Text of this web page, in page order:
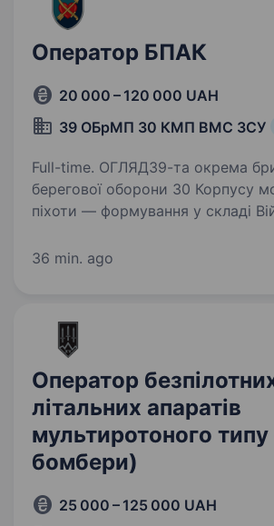
Оператор БПАК
20 000 – 120 000 UAH
39 ОБрМП 30 КМП ВМС ЗСУ
Full-time. ОГЛЯД39-та окрема бригада
берегової оборони 30 Корпусу
піхоти — формування у складі
Одеса (раніше — 126-та окрема
36 min. ago
Оператор
літальних апаратів
мультиротоного типу
бомбери)
25 000 – 125 000 UAH